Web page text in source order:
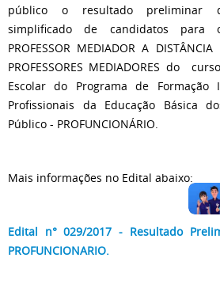
público o resultado preliminar
simplificado de candidatos
PROFESSOR MEDIADOR A
PROFESSORES MEDIADORES do
Escolar do Programa de Formação
Profissionais da Educação Básica
Público - PROFUNCIONÁRIO.
Mais informações no Edital abaixo:
Edital n° 029/2017 - Resultado
PROFUNCIONARIO.